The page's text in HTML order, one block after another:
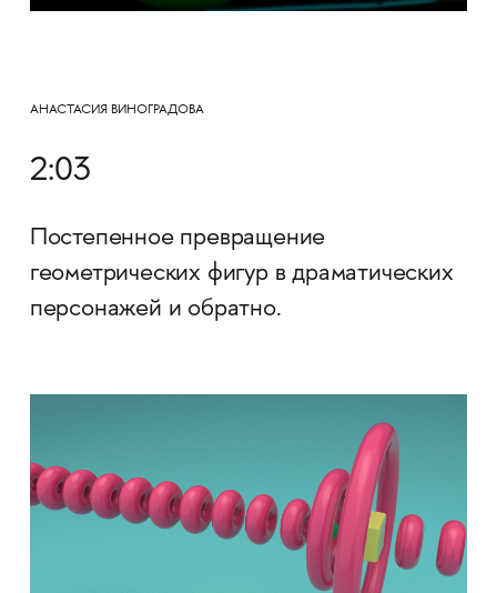
АНАСТАСИЯ ВИНОГРАДОВА
2:03
Постепенное превращение
геометрических фигур в драматических
персонажей и обратно.